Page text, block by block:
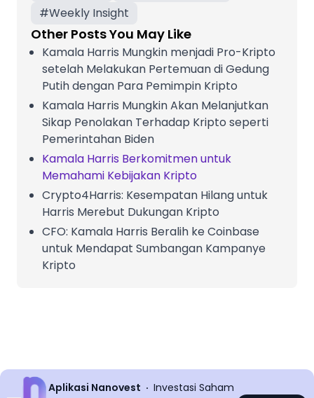
#Weekly Insight
Other Posts You May Like
Kamala Harris Mungkin menjadi Pro-Kripto
setelah Melakukan Pertemuan di Gedung
Putih dengan Para Pemimpin Kripto
Kamala Harris Mungkin Akan Melanjutkan
Sikap Penolakan Terhadap Kripto seperti
Pemerintahan Biden
Kamala Harris Berkomitmen untuk
Memahami Kebijakan Kripto
Crypto4Harris: Kesempatan Hilang untuk
Harris Merebut Dukungan Kripto
CFO: Kamala Harris Beralih ke Coinbase
untuk Mendapat Sumbangan Kampanye
Kripto
Aplikasi Nanovest
Investasi Saham